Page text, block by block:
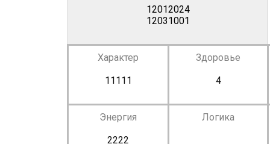
12012024
12031001
Характер
11111
Здоровье
4
Энергия
2222
Логика